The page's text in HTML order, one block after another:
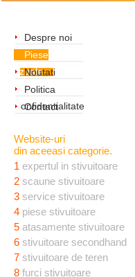
Despre noi
Piese
uzuale
Noutati
Politica
Confidentialitate
Contact
Website-uri
din aceeasi categorie.
1 expertul in stivuitoare
2 scaune stivuitoare
3 service stivuitoare
4 piese stivuitoare
5 atasamente stivuitoare
6 stivuitoare secondhand
7 stivuitoare de teren
8 furci stivuitoare